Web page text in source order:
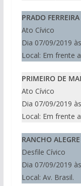
PRADO FERREIRA
Ato Cívico
Dia 07/09/2019
Local: Em frente
PRIMEIRO DE
Ato Cívico
Dia 07/09/2019
Local: Em frente
RANCHO ALEGRE
Desfile Cívico
Dia 07/09/2019
Local: Av. Brasil.